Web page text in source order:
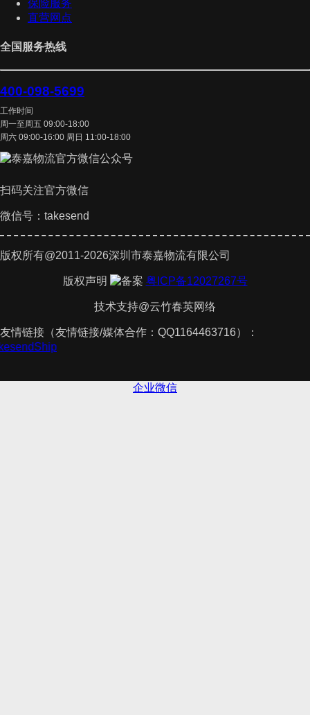
保险服务
直营网点
全国服务热线
400-098-5699
工作时间
周一至周五 09:00-18:00
周六 09:00-16:00 周日 11:00-18:00
扫码关注官方微信
微信号：takesend
版权所有@2011-2026深圳市泰嘉物流有限公司
版权声明 粤ICP备12027267号
技术支持@云竹春英网络
友情链接（友情链接/媒体合作：QQ1164463716）：
企业微信